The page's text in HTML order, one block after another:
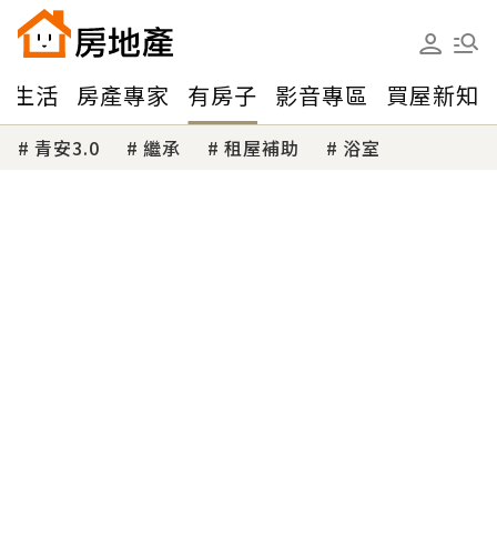
生活 房產專家 有房子 影音專區 買屋新知
青安3.0 繼承 租屋補助 浴室